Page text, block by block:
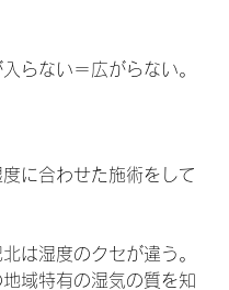
らない＝広がらない。
に合わせた施術をして
は湿度のクセが違う。
域特有の湿気の質を知